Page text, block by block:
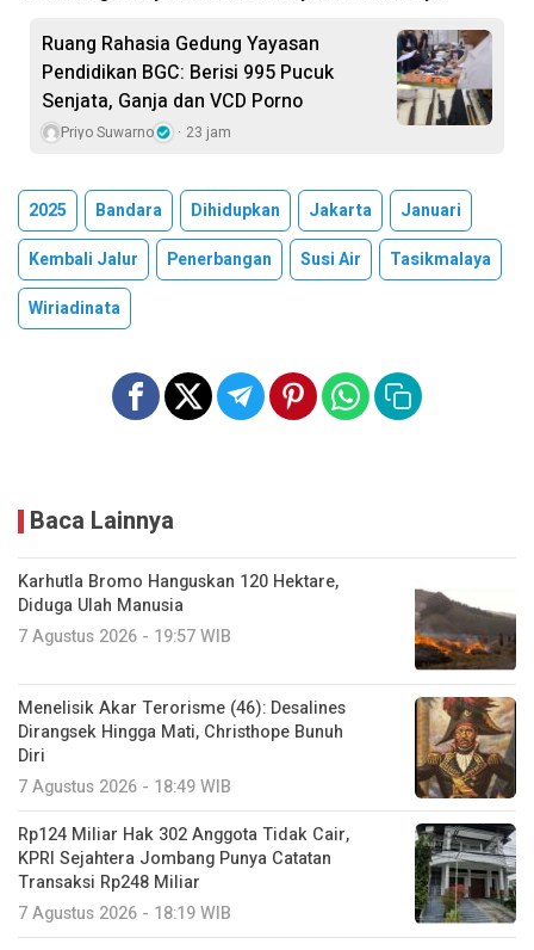
Ruang Rahasia Gedung Yayasan
Pendidikan BGC: Berisi 995 Pucuk
Senjata, Ganja dan VCD Porno
Priyo Suwarno 23 jam
2025 Bandara Dihidupkan Jakarta
Januari
Kembali Jalur
Penerbangan Susi Air
Tasikmalaya
Wiriadinata
Baca Lainnya
Karhutla Bromo Hanguskan 120 Hektare,
Diduga Ulah Manusia
7 Agustus 2026 - 19:57 WIB
Menelisik Akar Terorisme (46): Desalines
Dirangsek Hingga Mati, Christhope Bunuh
Diri
7 Agustus 2026 - 18:49 WIB
Rp124 Miliar Hak 302 Anggota Tidak Cair,
KPRI Sejahtera Jombang Punya Catatan
Transaksi Rp248 Miliar
7 Agustus 2026 - 18:19 WIB